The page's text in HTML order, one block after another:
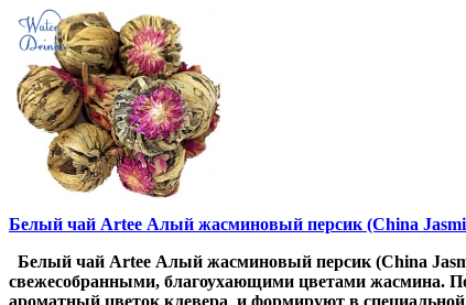
Белый чай Artee Алый жасминовый персик (China
Белый чай Artee Алый жасминовый персик (China
свежесобранными, благоухающими цветами жасмина.
ароматный цветок клевера и формируют в